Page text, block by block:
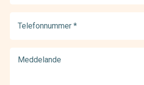
(Required)